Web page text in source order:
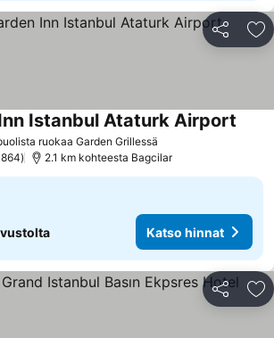
Jaa
ruokaa Garden Grillessä
Istanbul Ataturk Airport
2.1 km kohteesta Bagcilar
Katso hinnat
Jaa